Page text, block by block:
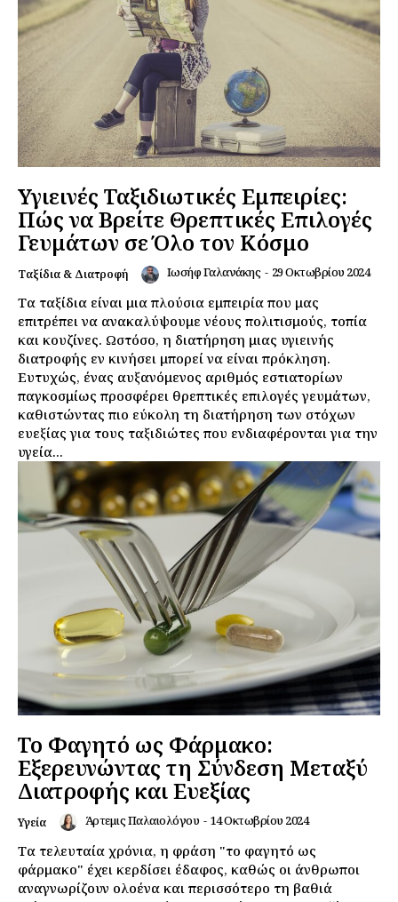
Εγγραφείτε τώρα!
Daily Food
Σχετικά με εμάς
Ο λογαριασμός μου
Επικοινωνία
Υγιεινές Ταξιδιωτικές Εμπειρίες:
Πώς να Βρείτε Θρεπτικές Επιλογές
Γευμάτων σε Όλο τον Κόσμο
Ταξίδια & Διατροφή Ιωσήφ Γαλανάκης - 29 Οκτωβρίου 2024
Τα ταξίδια είναι μια πλούσια εμπειρία που μας
επιτρέπει να ανακαλύψουμε νέους πολιτισμούς, τοπία
και κουζίνες. Ωστόσο, η διατήρηση μιας υγιεινής
διατροφής εν κινήσει μπορεί να είναι πρόκληση.
Ευτυχώς, ένας αυξανόμενος αριθμός εστιατορίων
παγκοσμίως προσφέρει θρεπτικές επιλογές γευμάτων,
καθιστώντας πιο εύκολη τη διατήρηση των στόχων
ευεξίας για τους ταξιδιώτες που ενδιαφέρονται για την
υγεία...
Το Φαγητό ως Φάρμακο:
Εξερευνώντας τη Σύνδεση Μεταξύ
Διατροφής και Ευεξίας
Υγεία Άρτεμις Παλαιολόγου - 14 Οκτωβρίου 2024
Τα τελευταία χρόνια, η φράση "το φαγητό ως
φάρμακο" έχει κερδίσει έδαφος, καθώς οι άνθρωποι
αναγνωρίζουν ολοένα και περισσότερο τη βαθιά